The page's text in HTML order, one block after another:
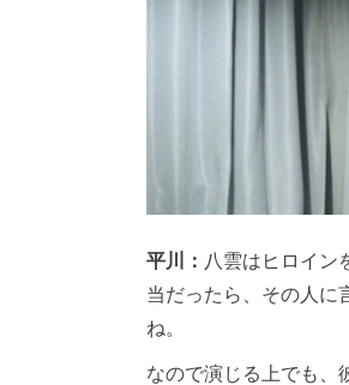
平川： 八雲はヒロイン
当だったら、その人に
ね。
なので演じる上でも、